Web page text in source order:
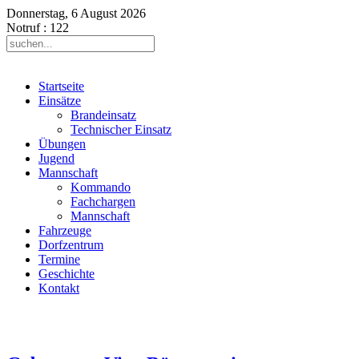
Donnerstag, 6 August 2026
Notruf: 122
Startseite
Einsätze
Brandeinsatz
Technischer Einsatz
Übungen
Jugend
Mannschaft
Kommando
Fachchargen
Mannschaft
Fahrzeuge
Dorfzentrum
Termine
Geschichte
Kontakt